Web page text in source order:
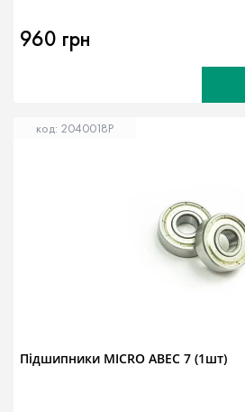
960 грн
код: 2040018P
Підшипники MICRO ABEC 7 (1шт)